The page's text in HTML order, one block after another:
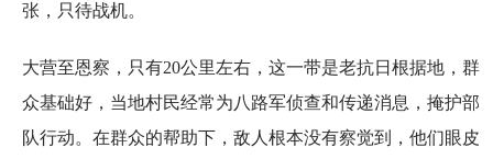
张，只待战机。
大营至恩察，只有20公里左右，这一带是老抗日根据地，群
众基础好，当地村民经常为八路军侦查和传递消息，掩护部
队行动。在群众的帮助下，敌人根本没有察觉到，他们眼皮